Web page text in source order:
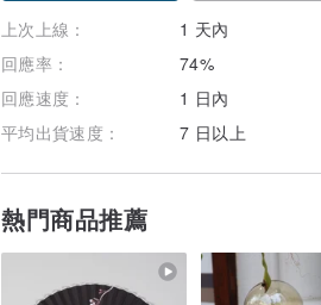
上次上線：
1 天內
回應率：
74%
回應速度：
1 日內
平均出貨速度：
7 日以上
熱門商品推薦